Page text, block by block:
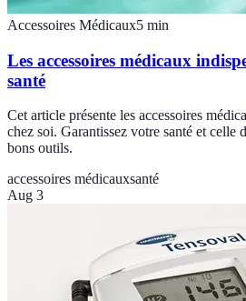
Accessoires Médicaux5 min
Les accessoires médicaux
santé
Cet article présente les accessoires
chez soi. Garantissez votre santé et celle
bons outils.
accessoires médicauxsanté
Aug 3